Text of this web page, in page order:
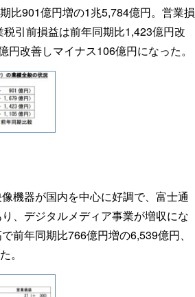
比901億円増の1兆5,784億円。営業損
引前損益は前年同期比1,423億円改
改善しマイナス106億円になった。
機器が国内を中心に好調で、富士通
、デジタルメディア事業が増収にな
前年同期比766億円増の6,539億円、
。